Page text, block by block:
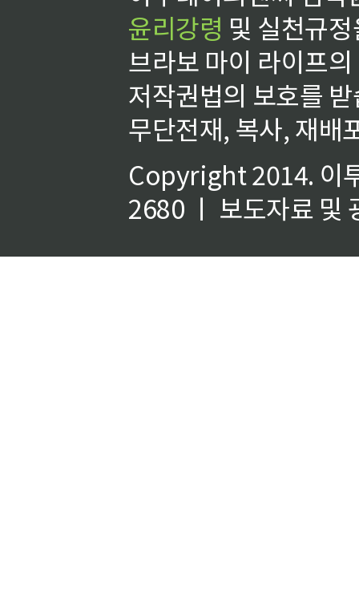
윤리강령 및 실천규
브라보 마이 라이프
저작권법의 보호를
무단전재, 복사, 재배
Copyright 2014. 이
2680 ㅣ 보도자료